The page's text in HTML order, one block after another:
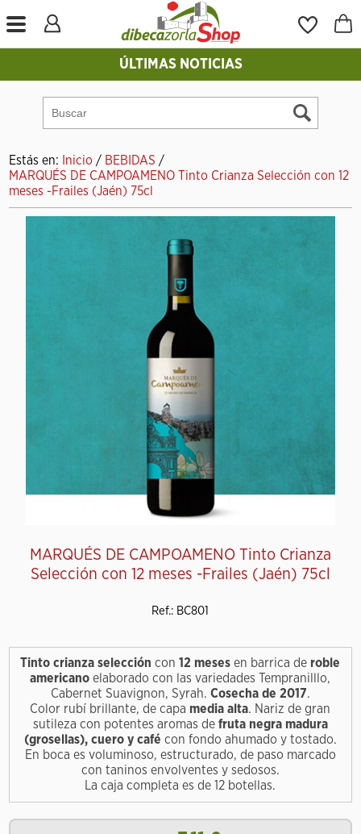
ÚLTIMAS NOTICIAS
Estás en: Inicio / BEBIDAS /
MARQUÉS DE CAMPOAMENO Tinto Crianza Selección con 12
meses -Frailes (Jaén) 75cl
MARQUÉS DE CAMPOAMENO Tinto Crianza
Selección con 12 meses -Frailes (Jaén) 75cl
Ref.: BC801
Tinto crianza selección con12 meses en barrica de roble
americano elaborado con las variedades Tempranilllo,
Cabernet Suavignon, Syrah. Cosecha de 2017.
Color rubí brillante, de capa media alta. Nariz de gran
sutileza con potentes aromas de fruta negra madura
(grosellas), cuero y café con fondo ahumado y tostado.
En boca es voluminoso, estructurado, de paso marcado
con taninos envolventes y sedosos.
La caja completa es de 12 botellas.